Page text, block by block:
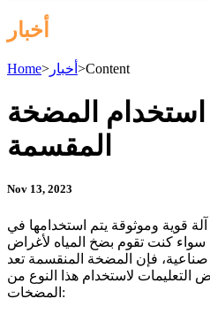
أخبار
Home> أخبار >Content
استخدام المضخة
المقسمة
Nov 13, 2023
قوية وموثوقة يتم استخدامها في
كنت تقوم بضخ المياه لأغراض
صناعية، فإن المضخة المنقسمة تعد
التعليمات لاستخدام هذا النوع من
المضخات: